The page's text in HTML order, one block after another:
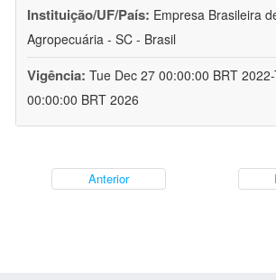
Instituição/UF/País: Empresa Brasileira
Agropecuária - SC - Brasil
Vigência: Tue Dec 27 00:00:00 BRT
00:00:00 BRT 2026
Anterior